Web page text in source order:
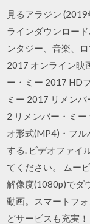
見るアラジン
ラインダウンロー
ンタジー、音楽、
2017 オンライン映
ー・ミー 2017 HD
ミー 2017 リメン
2 リメンバー・ミ
オ形式(MP4)・フ
する. ビデオファイ
てください。 ムー
解像度(1080p)でダ
動画。スマートフ
どサービスも充実